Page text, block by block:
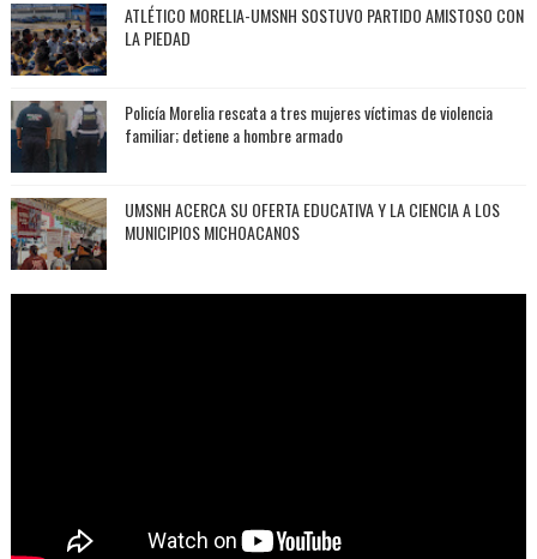
ATLÉTICO MORELIA-UMSNH SOSTUVO PARTIDO AMISTOSO CON
LA PIEDAD
Policía Morelia rescata a tres mujeres víctimas de violencia
familiar; detiene a hombre armado
UMSNH ACERCA SU OFERTA EDUCATIVA Y LA CIENCIA A LOS
MUNICIPIOS MICHOACANOS